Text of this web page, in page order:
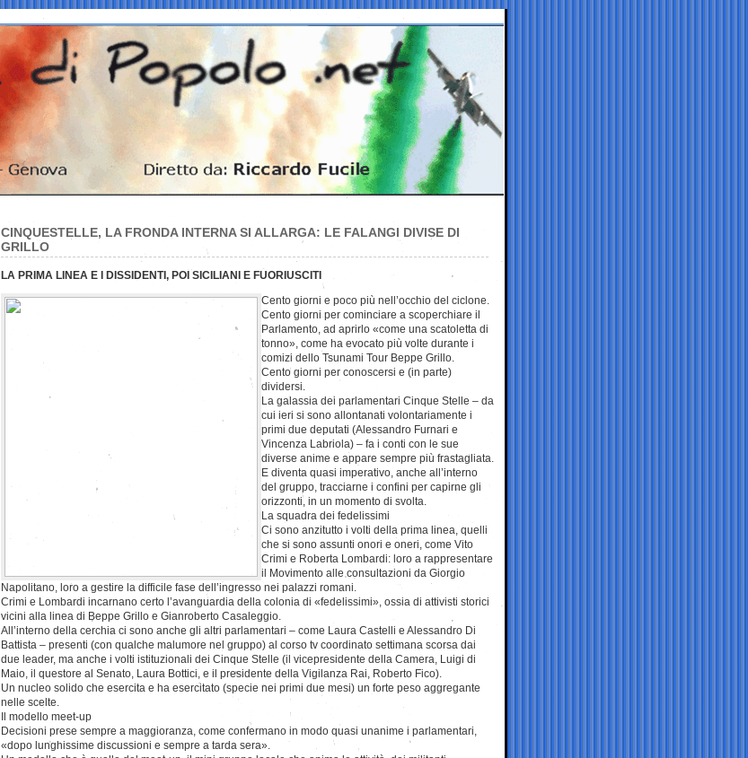
CINQUESTELLE, LA FRONDA INTERNA SI ALLARGA: LE FALANGI DIVISE DI
GRILLO
LA PRIMA LINEA E I DISSIDENTI, POI SICILIANI E FUORIUSCITI
Cento giorni e poco più nell’occhio del ciclone.
Cento giorni per cominciare a scoperchiare il
Parlamento, ad aprirlo «come una scatoletta di
tonno», come ha evocato più volte durante i
comizi dello Tsunami Tour Beppe Grillo.
Cento giorni per conoscersi e (in parte)
dividersi.
La galassia dei parlamentari Cinque Stelle – da
cui ieri si sono allontanati volontariamente i
primi due deputati (Alessandro Furnari e
Vincenza Labriola) – fa i conti con le sue
diverse anime e appare sempre più frastagliata.
E diventa quasi imperativo, anche all’interno
del gruppo, tracciarne i confini per capirne gli
orizzonti, in un momento di svolta.
La squadra dei fedelissimi
Ci sono anzitutto i volti della prima linea, quelli
che si sono assunti onori e oneri, come Vito
Crimi e Roberta Lombardi: loro a rappresentare
il Movimento alle consultazioni da Giorgio
Napolitano, loro a gestire la difficile fase dell’ingresso nei palazzi romani.
Crimi e Lombardi incarnano certo l’avanguardia della colonia di «fedelissimi», ossia di attivisti storici
vicini alla linea di Beppe Grillo e Gianroberto Casaleggio.
All’interno della cerchia ci sono anche gli altri parlamentari – come Laura Castelli e Alessandro Di
Battista – presenti (con qualche malumore nel gruppo) al corso tv coordinato settimana scorsa dai
due leader, ma anche i volti istituzionali dei Cinque Stelle (il vicepresidente della Camera, Luigi di
Maio, il questore al Senato, Laura Bottici, e il presidente della Vigilanza Rai, Roberto Fico).
Un nucleo solido che esercita e ha esercitato (specie nei primi due mesi) un forte peso aggregante
nelle scelte.
Il modello meet-up
Decisioni prese sempre a maggioranza, come confermano in modo quasi unanime i parlamentari,
«dopo lunghissime discussioni e sempre a tarda sera».